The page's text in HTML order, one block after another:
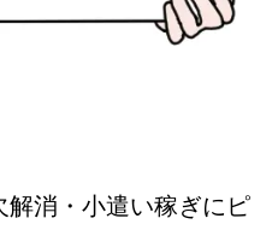
解消・小遣い稼ぎにピ